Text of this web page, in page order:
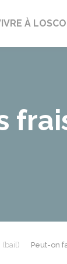
À
(bail)
Peut-on